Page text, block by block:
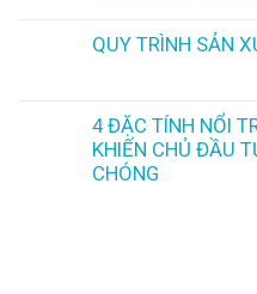
QUY TRÌNH SẢN
4 ĐẶC TÍNH NỔI
KHIẾN CHỦ ĐẦU
CHÓNG